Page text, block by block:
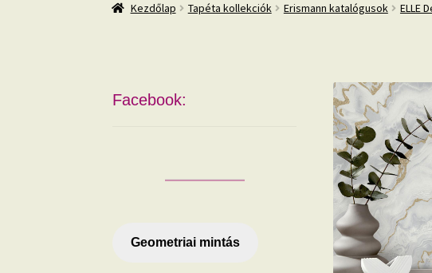
Kezdőlap Tapéta kollekciók Erismann katalógusok ELLE
Facebook:
Geometriai mintás